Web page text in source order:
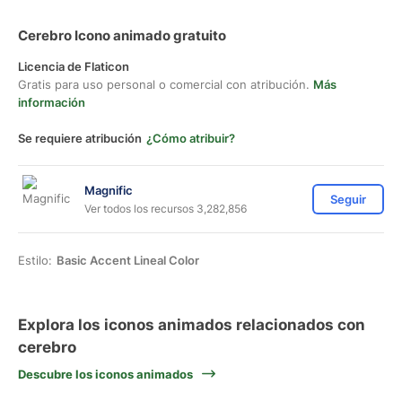
Cerebro Icono animado gratuito
Licencia de Flaticon
Gratis para uso personal o comercial con atribución. Más
información
Se requiere atribución ¿Cómo atribuir?
Magnific
Ver todos los recursos 3,282,856
Seguir
Estilo: Basic Accent Lineal Color
Explora los iconos animados relacionados con
cerebro
Descubre los iconos animados